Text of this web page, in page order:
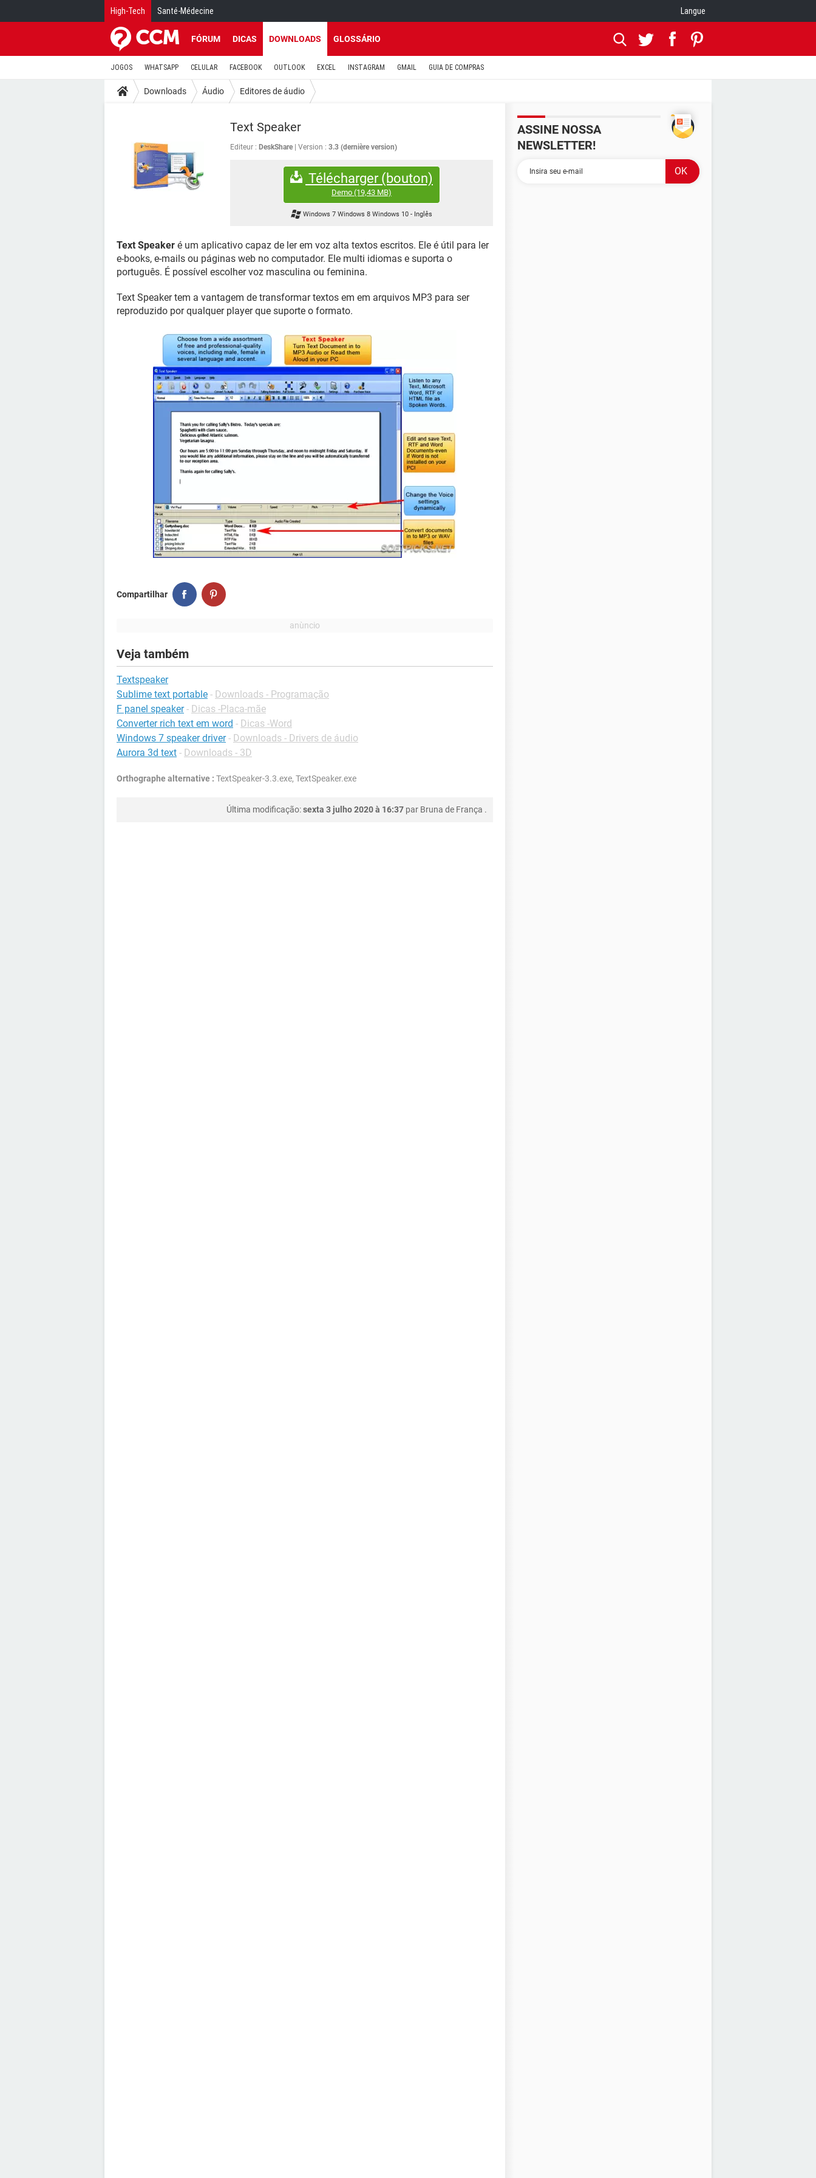
High-Tech Santé-Médecine Langue
FÓRUM DICAS DOWNLOADS GLOSSÁRIO
JOGOS WHATSAPP CELULAR FACEBOOK OUTLOOK EXCEL INSTAGRAM GMAIL GUIA DE COMPRAS
Downloads Áudio Editores de áudio
Text Speaker
Editeur : DeskShare Version : 3.3 (dernière version)
Télécharger (bouton)
Demo (19,43 MB)
Windows 7 Windows 8 Windows 10- Inglês
Text Speaker é um aplicativo capaz de ler em voz alta textos escritos. Ele é útil para ler
e-books, e-mails ou páginas web no computador. Ele multi idiomas e suporta o
português. É possível escolher voz masculina ou feminina.
Text Speaker tem a vantagem de transformar textos em em arquivos MP3 para ser
reproduzido por qualquer player que suporte o formato.
Compartilhar
Veja também
Textspeaker
Sublime text portable - Downloads - Programação
F panel speaker - Dicas -Placa-mãe
Converter rich text em word - Dicas -Word
Windows 7 speaker driver - Downloads - Drivers de áudio
Aurora 3d text - Downloads - 3D
Orthographe alternative : TextSpeaker-3.3.exe, TextSpeaker.exe
Última modificação:sexta 3 julho 2020 à 16:37 par Bruna de França .
ASSINE NOSSA
NEWSLETTER!